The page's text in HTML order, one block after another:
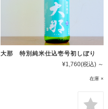
大那 特別純米仕込壱号初しぼり
¥1,760(税込) ～
在庫 ×